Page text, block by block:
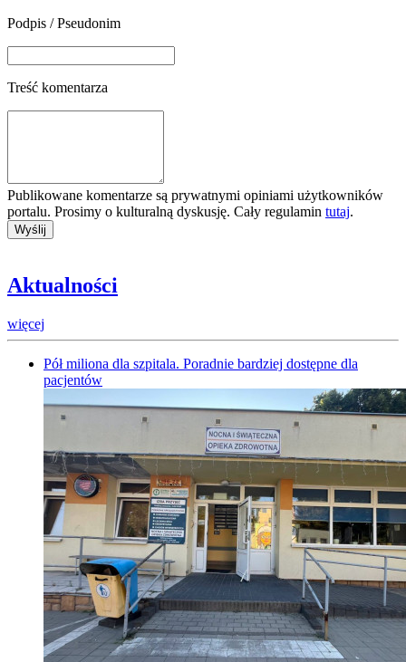
Podpis / Pseudonim
Treść komentarza
Publikowane komentarze są prywatnymi opiniami użytkowników
portalu. Prosimy o kulturalną dyskusję. Cały regulamin tutaj.
Aktualności
więcej
Pół miliona dla szpitala. Poradnie bardziej dostępne dla
pacjentów